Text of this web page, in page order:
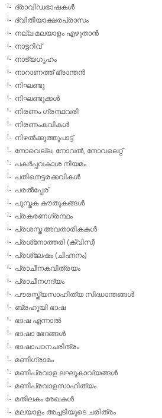
ദ്രാവിഡഭാഷകള്‍
ദ്വിതീയാക്ഷരപ്രാസം
നല്ല മലയാളം എഴുതാന്‍
നാട്ടറിവ്
നാട്യഗൃഹം
നാറാണത്ത് ഭ്രാന്തന്‍
നിഘണ്ടു
നിഘണ്ടുക്കള്‍
നിരണം ഗ്രന്ഥവരി
നിരണംകവികള്‍
നിഴല്‍ക്കുത്തുപാട്ട്
നോവെല്ല, നോവല്‍, നോവലെറ്റ്
പകര്‍പ്പവകാശ നിയമം
പതിനെട്ടരക്കവികള്‍
പരല്‍പ്പേര്
പുസ്തക കൗതുകങ്ങള്‍
പ്രകരണഗ്രന്ഥം
പ്രശസ്ത അവതാരികകള്‍
പ്രശ്‌നോത്തരി (ക്വിസ്)
പ്രശ്ലേഷം (ചിഹ്നനം)
പ്രാചീനകവിത്രയം
പ്രാചീനഗദ്യം
പൗരസ്ത്യസാഹിത്യ സിദ്ധാന്തങ്ങള്‍
ബ്രഹൂയി ഭാഷ
ഭാഷ എന്നാല്‍
ഭാഷാ ഭേദങ്ങള്‍
ഭാഷാപഠനചരിത്രം
മണിഗ്രാമം
മണിപ്രവാള ലഘുകാവ്യങ്ങള്‍
മണിപ്രവാളസാഹിത്യം
മതിലകം രേഖകള്‍
മലയാളം അച്ചടിയുടെ ചരിത്രം